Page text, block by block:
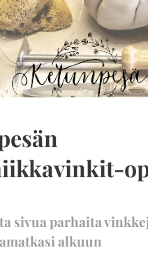
sivua parhaita
alkuun